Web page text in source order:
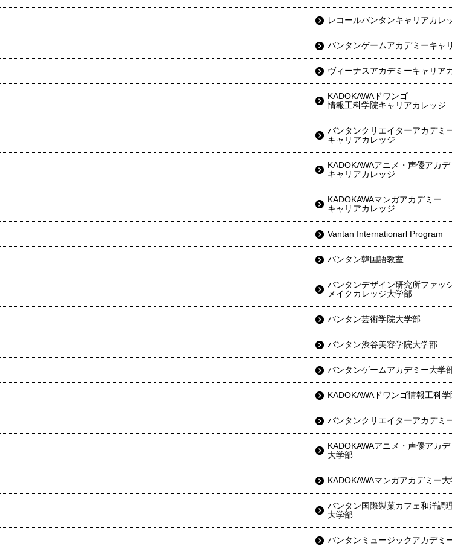
レコールバンタンキャリアカレ
バンタンゲームアカデミーキャ
ヴィーナスアカデミーキャリア
KADOKAWAドワンゴ
情報工科学院キャリアカレッジ
バンタンクリエイターアカデミ
キャリアカレッジ
KADOKAWAアニメ・声優アカデ
キャリアカレッジ
KADOKAWAマンガアカデミー
キャリアカレッジ
Vantan Internationarl Program
バンタン韓国語教室
バンタンデザイン研究所ファッ
メイクカレッジ大学部
バンタン芸術学院大学部
バンタン渋谷美容学院大学部
バンタンゲームアカデミー大学
KADOKAWAドワンゴ情報工科
バンタンクリエイターアカデミ
KADOKAWAアニメ・声優アカデ
大学部
KADOKAWAマンガアカデミー
バンタン国際製菓カフェ和洋調
大学部
バンタンミュージックアカデミ